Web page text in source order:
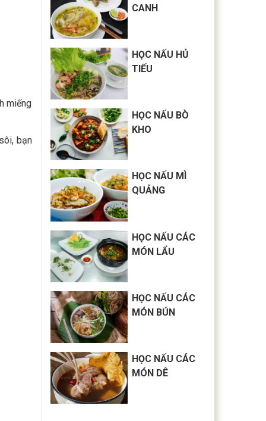
miếng
bạn
CANH
HỌC NẤU HỦ
TIẾU
HỌC NẤU BÒ
KHO
HỌC NẤU MÌ
QUẢNG
HỌC NẤU CÁC
MÓN LẨU
HỌC NẤU CÁC
MÓN BÚN
HỌC NẤU CÁC
MÓN DÊ